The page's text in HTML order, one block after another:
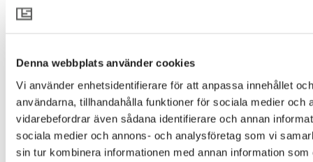
Denna webbplats använder cookies
Vi använder enhetsidentifierare för att anpassa innehållet
användarna, tillhandahålla funktioner för sociala medier och
vidarebefordrar även sådana identifierare och annan
sociala medier och annons- och analysföretag som vi
sin tur kombinera informationen med annan information